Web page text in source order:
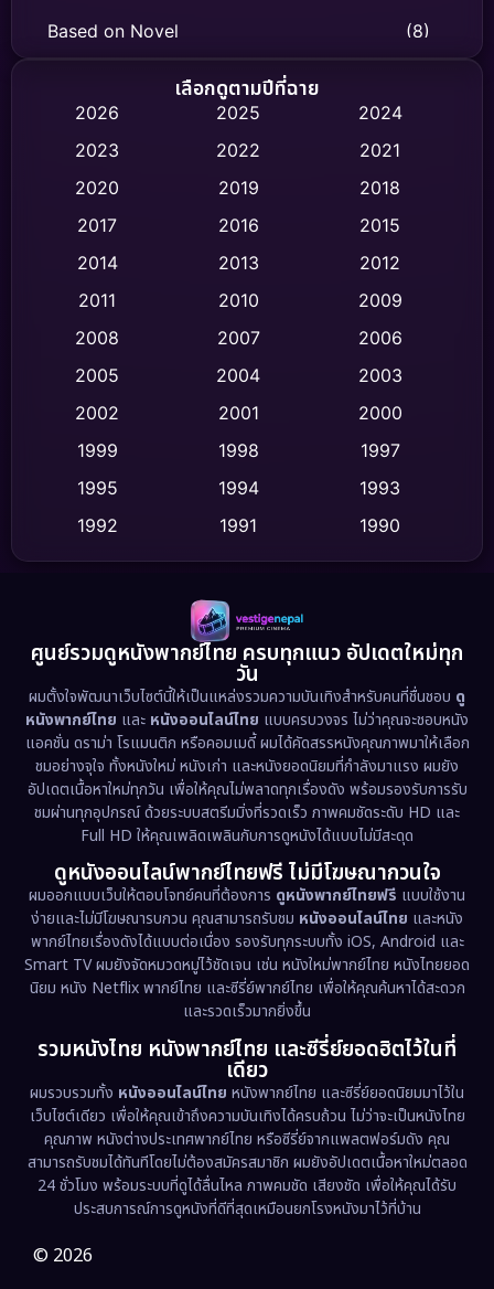
Based on Novel (8)
Biography ชีวิตจริง
Classic หนังคลาสสิก (47)
Comedy ตลก (454)
Crime อาชญากรรม (532)
Cult Film
Dance เต้น (10)
Detective สืบสวน (62)
Disaster (13)
Disney+ (5)
Documentary สารคดี (94)
Drama ดราม่า (1,513)
Dystopian (17)
Emotional (61)
Epic มหากาพย์ (227)
Erotic (36)
Family ครอบครัว (375)
Fantasy จินตนาการ (338)
Fiction (9)
Film (57)
Gothic
เลือกดูตามปีที่ฉาย
2026 2025
2024
2023
2022
2021
2020
2019
2018
2017
2016
2015
2014
2013
2012
2011
2010
2009
2008
2007
2006
2005
2004
2003
2002
2001
2000
1999
1998
1997
1995
1994
1993
1992
1991
1990
1989
1988
1986
1983
1978
1974
1962
ศูนย์รวมดูหนังพากย์ไทย ครบทุกแนว อัปเดตใหม่ทุก
วัน
ผมตั้งใจพัฒนาเว็บไซต์นี้ให้เป็นแหล่งรวมความบันเทิงสำหรับคนที่ชื่นชอบ ดู
หนังพากย์ไทย และ หนังออนไลน์ไทย แบบครบวงจร ไม่ว่าคุณจะชอบหนัง
แอคชั่น ดราม่า โรแมนติก หรือคอมเมดี้ ผมได้คัดสรรหนังคุณภาพมาให้เลือก
ชมอย่างจุใจ ทั้งหนังใหม่ หนังเก่า และหนังยอดนิยมที่กำลังมาแรง ผมยัง
อัปเดตเนื้อหาใหม่ทุกวัน เพื่อให้คุณไม่พลาดทุกเรื่องดัง พร้อมรองรับการรับ
ชมผ่านทุกอุปกรณ์ ด้วยระบบสตรีมมิ่งที่รวดเร็ว ภาพคมชัดระดับ HD และ
Full HD ให้คุณเพลิดเพลินกับการดูหนังได้แบบไม่มีสะดุด
ดูหนังออนไลน์พากย์ไทยฟรี ไม่มีโฆษณากวนใจ
ผมออกแบบเว็บให้ตอบโจทย์คนที่ต้องการ ดูหนังพากย์ไทยฟรี แบบใช้งาน
ง่ายและไม่มีโฆษณารบกวน คุณสามารถรับชม หนังออนไลน์ไทย และหนัง
พากย์ไทยเรื่องดังได้แบบต่อเนื่อง รองรับทุกระบบทั้ง iOS, Android และ
Smart TV ผมยังจัดหมวดหมู่ไว้ชัดเจน เช่น หนังใหม่พากย์ไทย หนังไทยยอด
นิยม หนัง Netflix พากย์ไทย และซีรี่ย์พากย์ไทย เพื่อให้คุณค้นหาได้สะดวก
และรวดเร็วมากยิ่งขึ้น
รวมหนังไทย หนังพากย์ไทย และซีรี่ย์ยอดฮิตไว้ในที่
เดียว
ผมรวบรวมทั้ง หนังออนไลน์ไทย หนังพากย์ไทย และซีรี่ย์ยอดนิยมมาไว้ใน
เว็บไซต์เดียว เพื่อให้คุณเข้าถึงความบันเทิงได้ครบถ้วน ไม่ว่าจะเป็นหนังไทย
คุณภาพ หนังต่างประเทศพากย์ไทย หรือซีรี่ย์จากแพลตฟอร์มดัง คุณ
สามารถรับชมได้ทันทีโดยไม่ต้องสมัครสมาชิก ผมยังอัปเดตเนื้อหาใหม่ตลอด
24 ชั่วโมง พร้อมระบบที่ดูได้ลื่นไหล ภาพคมชัด เสียงชัด เพื่อให้คุณได้รับ
ประสบการณ์การดูหนังที่ดีที่สุดเหมือนยกโรงหนังมาไว้ที่บ้าน
© 2026